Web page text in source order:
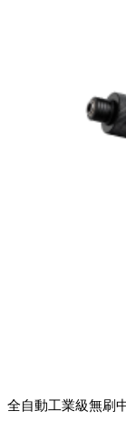
全自動工業級無刷